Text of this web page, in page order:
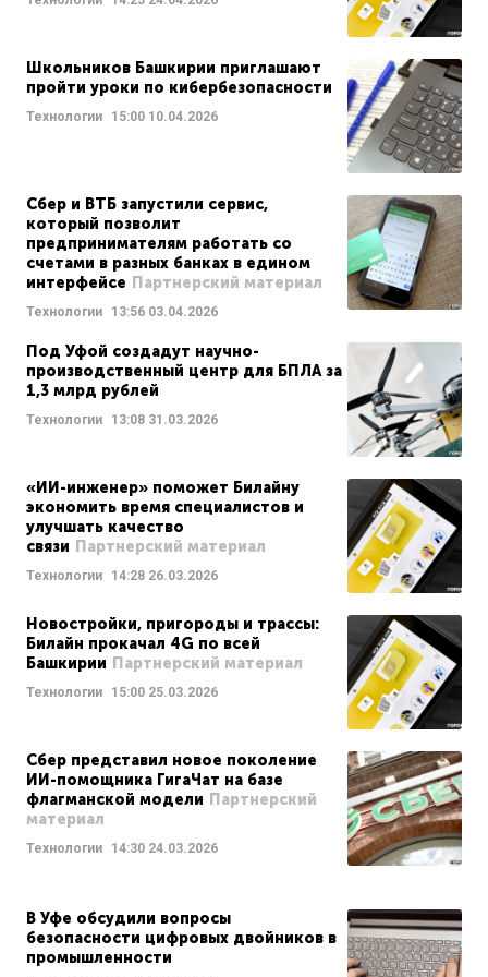
Школьников Башкирии приглашают
пройти уроки по кибербезопасности
Технологии 15:00 10.04.2026
Сбер и ВТБ запустили сервис,
который позволит
предпринимателям работать со
счетами в разных банках в едином
интерфейсе Партнерский материал
Технологии 13:56 03.04.2026
Под Уфой создадут научно-
производственный центр для БПЛА за
1,3 млрд рублей
Технологии 13:08 31.03.2026
«ИИ-инженер» поможет Билайну
экономить время специалистов и
улучшать качество
связи Партнерский материал
Технологии 14:28 26.03.2026
Новостройки, пригороды и трассы:
Билайн прокачал 4G по всей
Башкирии Партнерский материал
Технологии 15:00 25.03.2026
Сбер представил новое поколение
ИИ-помощника ГигаЧат на базе
флагманской модели Партнерский
материал
Технологии 14:30 24.03.2026
В Уфе обсудили вопросы
безопасности цифровых двойников в
промышленности